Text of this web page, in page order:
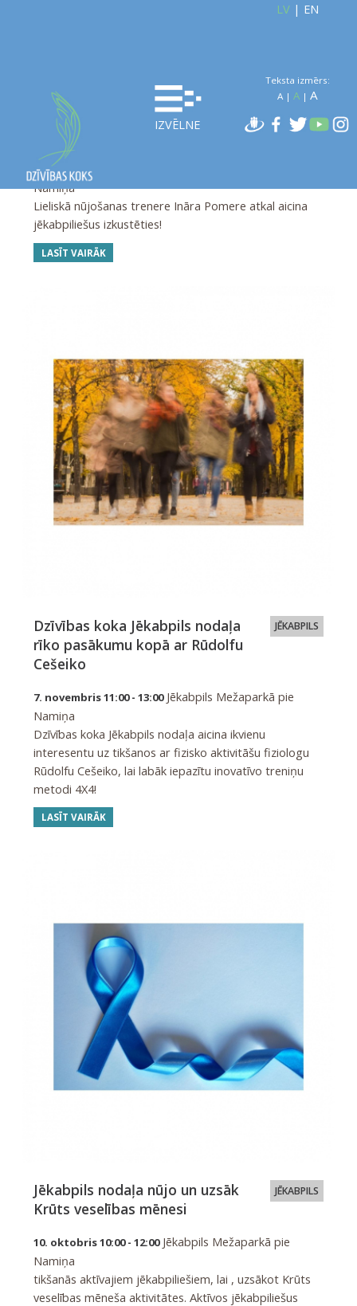
IZVĒLNE
LV| EN
Teksta izmērs:
A| A| A
JĒKABPILS
Jēkabpilieši, izkustēsimies???
28. novembris 10:00 - 13:00
Namiņa
Lieliskā nūjošanas trenere Ināra Pomere atkal aicina
jēkabpiliešus izkustēties!
LASĪT VAIRĀK
JĒKABPILS
Dzīvības koka Jēkabpils nodaļa
rīko pasākumu kopā ar Rūdolfu
Cešeiko
7. novembris 11:00 - 13:00Jēkabpils Mežaparkā pie
Namiņa
Dzīvības koka Jēkabpils nodaļa aicina ikvienu
interesentu uz tikšanos ar fizisko aktivitāšu fiziologu
Rūdolfu Cešeiko, lai labāk iepazītu inovatīvo treniņu
metodi 4X4!
LASĪT VAIRĀK
JĒKABPILS
Jēkabpils nodaļa nūjo un uzsāk
Krūts veselības mēnesi
10. oktobris 10:00 - 12:00Jēkabpils Mežaparkā pie
Namiņa
tikšanās aktīvajiem jēkabpiliešiem, lai , uzsākot Krūts
veselības mēneša aktivitātes. Aktīvos jēkabpiliešus